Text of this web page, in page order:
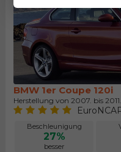
BMW 1er Coupe 120i
Herstellung von 2007. bis 2011.
Beschleunigung
27%
besser